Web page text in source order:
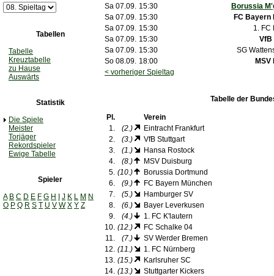
Tabellen
Tabelle
Kreuztabelle
zu Hause
Auswärts
Statistik
Die Spiele
Meister
Torjäger
Rekordspieler
Ewige Tabelle
Spieler
A B C D E F G H J K L M N
O P Q R S T U V W X Y Z
Sa 07.09. 15:30
Borussia
Sa 07.09. 15:30
FC Bayern
Sa 07.09. 15:30
1. FC
Sa 07.09. 15:30
VfB
Sa 07.09. 15:30
SG
So 08.09. 18:00
< vorheriger Spieltag
Tabelle der
Pl.
Verein
1.
(2.)
Eintracht Frankfurt
2.
(3.)
VfB Stuttgart
3.
(1.)
Hansa Rostock
4.
(8.)
MSV Duisburg
5. (10.)
Borussia Dortmund
6.
(9.)
FC Bayern München
7.
(5.)
Hamburger SV
8.
(6.)
Bayer Leverkusen
9.
(4.)
1. FC K'lautern
10. (12.)
FC Schalke 04
11.
(7.)
SV Werder Bremen
12. (11.)
1. FC Nürnberg
13. (15.)
Karlsruher SC
14. (13.)
Stuttgarter Kickers